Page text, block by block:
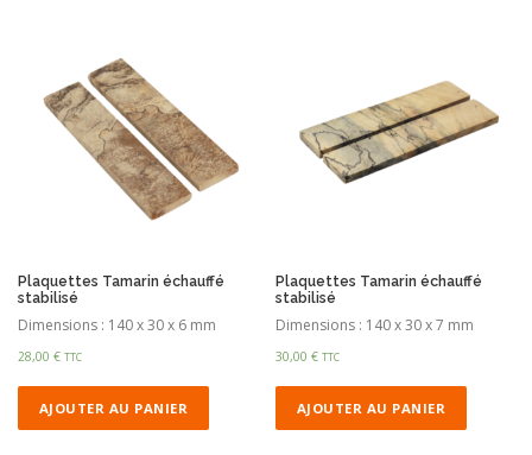
Plaquettes Tamarin échauffé
stabilisé
Dimensions : 140 x 30 x 6 mm
28,00 € TTC
AJOUTER AU PANIER
Plaquettes Tamarin échauffé
stabilisé
Dimensions : 140 x 30 x 7 mm
30,00€ TTC
AJOUTER AU PANIER